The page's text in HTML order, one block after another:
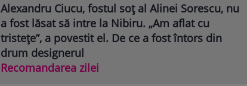
Alexandru Ciucu, fostul soț al Alinei Sorescu, nu
a fost lăsat să intre la Nibiru. „Am aflat cu
tristețe”, a povestit el. De ce a fost întors din
drum designerul
Recomandarea zilei